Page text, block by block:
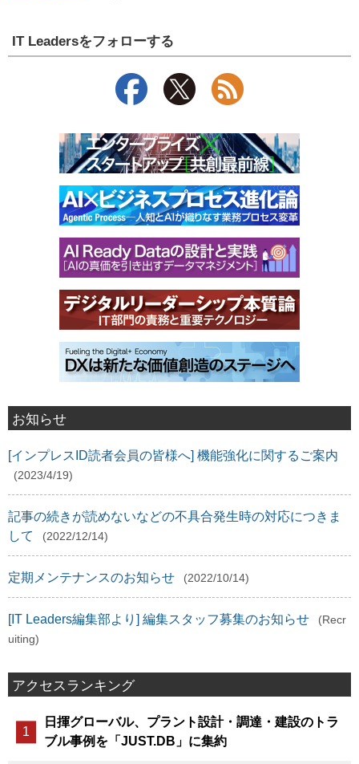
IT Leadersをフォローする
お知らせ
[インプレスID読者会員の皆様へ] 機能強化に関するご案内
(2023/4/19)
記事の続きが読めないなどの不具合発生時の対応につきま
して
(2022/12/14)
定期メンテナンスのお知らせ (2022/10/14)
[IT Leaders編集部より] 編集スタッフ募集のお知らせ
(Recr
uiting)
アクセスランキング
日揮グローバル、プラント設計・調達・建設のトラ
ブル事例を「JUST.DB」に集約